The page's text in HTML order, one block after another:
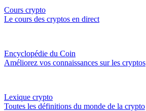
Cours crypto
Le cours des cryptos en direct
Encyclopédie du Coin
Améliorez vos connaissances sur les cryptos
Lexique crypto
Toutes les définitions du monde de la crypto